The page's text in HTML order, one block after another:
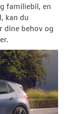
ID. Cross
ID. Buzz
ID.7 og ID.7
Den nye
familiebil, en
kan du
dine behov og